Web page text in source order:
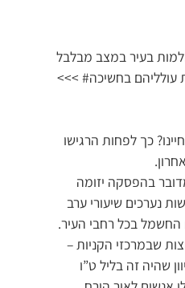
בחתונות באולמות בעיר במצב מבלבל
בחשיכה# >>>
כך לפחות הרגישו
מדובר בהפסקה יזומה
נערכים שיעורי ערב
החשמל בכל רחבי העיר.
שבמרכזי הקניות –
שהיה זה בליל ט”ו